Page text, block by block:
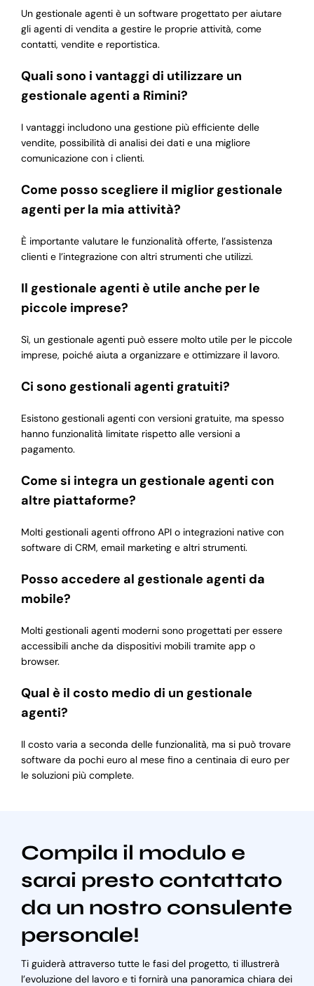
Un gestionale agenti è un software progettato per aiutare
gli agenti di vendita a gestire le proprie attività, come
contatti, vendite e reportistica.
Quali sono i vantaggi di utilizzare un
gestionale agenti a Rimini?
I vantaggi includono una gestione più efficiente delle
vendite, possibilità di analisi dei dati e una migliore
comunicazione con i clienti.
Come posso scegliere il miglior gestionale
agenti per la mia attività?
È importante valutare le funzionalità offerte, l’assistenza
clienti e l’integrazione con altri strumenti che utilizzi.
Il gestionale agenti è utile anche per le
piccole imprese?
Sì, un gestionale agenti può essere molto utile per le piccole
imprese, poiché aiuta a organizzare e ottimizzare il lavoro.
Ci sono gestionali agenti gratuiti?
Esistono gestionali agenti con versioni gratuite, ma spesso
hanno funzionalità limitate rispetto alle versioni a
pagamento.
Come si integra un gestionale agenti con
altre piattaforme?
Molti gestionali agenti offrono API o integrazioni native con
software di CRM, email marketing e altri strumenti.
Posso accedere al gestionale agenti da
mobile?
Molti gestionali agenti moderni sono progettati per essere
accessibili anche da dispositivi mobili tramite app o
browser.
Qual è il costo medio di un gestionale
agenti?
Il costo varia a seconda delle funzionalità, ma si può trovare
software da pochi euro al mese fino a centinaia di euro per
le soluzioni più complete.
Compila il modulo e
sarai presto contattato
da un nostro consulente
personale!
Ti guiderà attraverso tutte le fasi del progetto, ti illustrerà
l’evoluzione del lavoro e ti fornirà una panoramica chiara dei